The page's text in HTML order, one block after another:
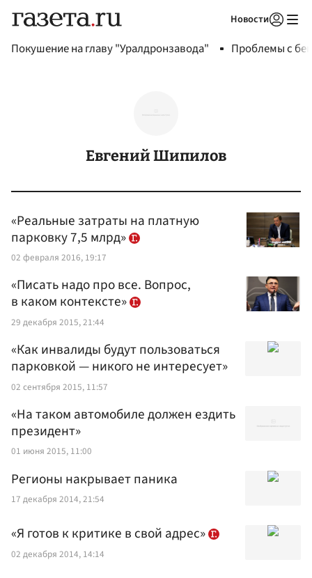
Новости
Покушение на главу "Уралдронзавода" Проблемы с
Евгений Шипилов
«Реальные затраты на платную
парковку 7,5 млрд»
02 февраля 2016, 19:17
«Писать надо про все. Вопрос,
в каком контексте»
29 декабря 2015, 21:44
«Как инвалиды будут пользоваться
парковкой — никого не интересует»
02 сентября 2015, 11:57
«На таком автомобиле должен ездить
президент»
01 июня 2015, 11:00
Регионы накрывает паника
17 декабря 2014, 21:54
«Я готов к критике в свой адрес»
02 декабря 2014, 14:14